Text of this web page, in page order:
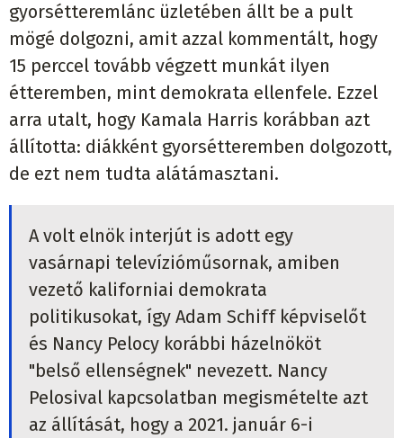
gyorsétteremlánc üzletében állt be a pult
mögé dolgozni, amit azzal kommentált, hogy
15 perccel tovább végzett munkát ilyen
étteremben, mint demokrata ellenfele. Ezzel
arra utalt, hogy Kamala Harris korábban azt
állította: diákként gyorsétteremben dolgozott,
de ezt nem tudta alátámasztani.
A volt elnök interjút is adott egy
vasárnapi televízióműsornak, amiben
vezető kaliforniai demokrata
politikusokat, így Adam Schiff képviselőt
és Nancy Pelocy korábbi házelnököt
"belső ellenségnek" nevezett. Nancy
Pelosival kapcsolatban megismételte azt
az állítását, hogy a 2021. január 6-i